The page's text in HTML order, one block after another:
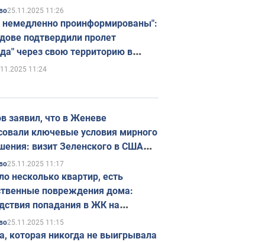
25.11.2025 11:26
проинформированы":
подтвердили пролет
через свою территорию в
11:24
заявил, что в Женеве
ключевые условия мирного
визит Зеленского в США
в ноябре
25.11.2025 11:17
несколько квартир, есть
повреждения дома:
попадания в ЖК на
в Киеве. Фото
25.11.2025 11:15
которая никогда не выигрывала